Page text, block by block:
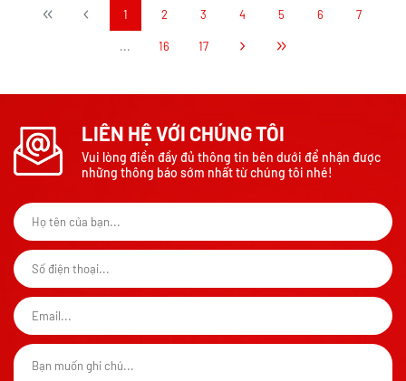
1 2 3 4 5 6 7
... 16 17
LIÊN HỆ VỚI CHÚNG TÔI
Vui lòng điền đầy đủ thông tin bên dưới để nhận được
những thông báo sớm nhất từ chúng tôi nhé!